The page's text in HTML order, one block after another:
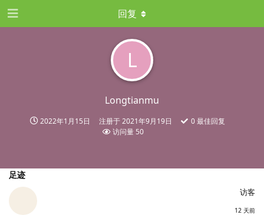
L
Longtianmu
2022年1月15日 注册于2021年9月19日 0最佳回复
访问量 50
回复
足迹
访客
12 天前